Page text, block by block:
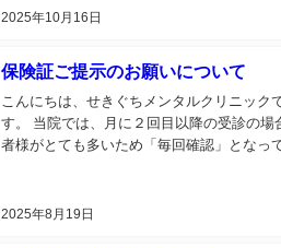
2025年10月16日
保険証ご提示のお願いについて
2025年8月19日
こんにちは、せきぐちメンタルクリニック
す。 当院では、月に２回目以降の受診の
者様がとても多いため「毎回確認」となっ